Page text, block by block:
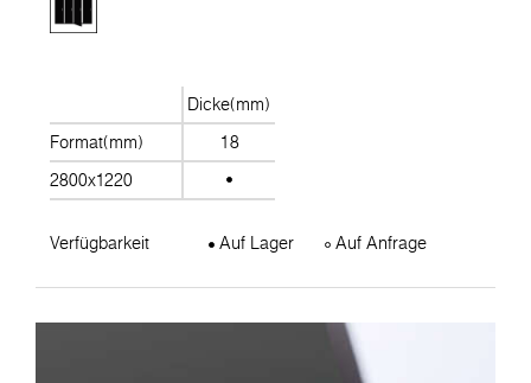
Dicke(mm)
Format(mm)
18
2800x1220
Verfügbarkeit Auf Lager Auf Anfrage